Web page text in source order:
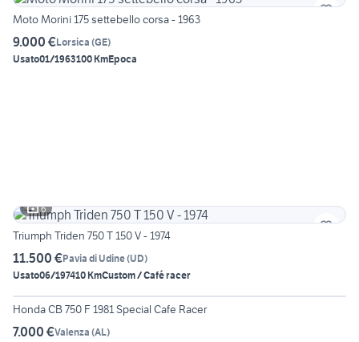
Moto Morini 175 settebello corsa - 1963
9.000 €Lorsica (GE)
Usato01/1963100 KmEpoca
6
Triumph Triden 750 T 150 V - 1974
11.500 €Pavia di Udine(UD)
Usato06/197410 KmCustom / Café racer
6
Honda CB 750 F 1981 Special Cafe Racer
7.000 €Valenza (AL)